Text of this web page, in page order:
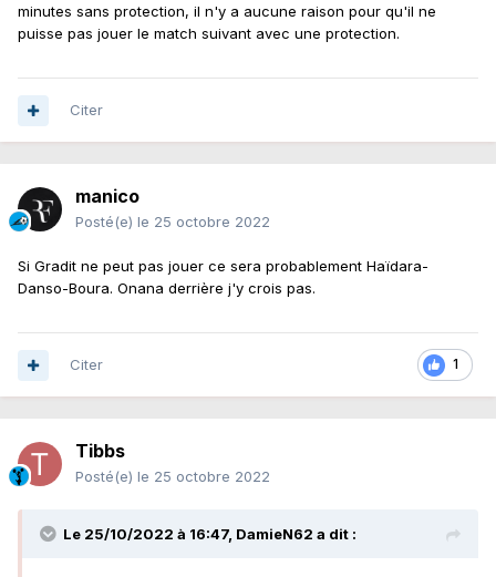
minutes sans protection, il n'y a aucune raison pour qu'il ne
puisse pas jouer le match suivant avec une protection.
Citer
manico
Posté(e) le 25 octobre 2022
Si Gradit ne peut pas jouer ce sera probablement Haïdara-
Danso-Boura. Onana derrière j'y crois pas.
1
Citer
Tibbs
Posté(e) le 25 octobre 2022
Le 25/10/2022 à 16:47, DamieN62 a dit :